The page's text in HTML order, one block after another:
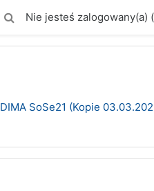
Nie jesteś zalogowany(a) (
DIMA SoSe21 (Kopie